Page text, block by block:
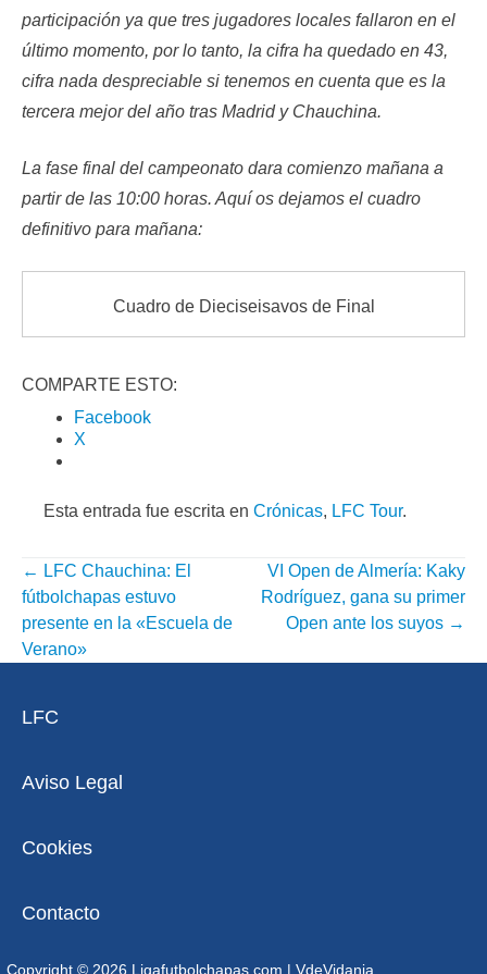
participación ya que tres jugadores locales fallaron en el
último momento, por lo tanto, la cifra ha quedado en 43,
cifra nada despreciable si tenemos en cuenta que es la
tercera mejor del año tras Madrid y Chauchina.
La fase final del campeonato dara comienzo mañana a
partir de las 10:00 horas. Aquí os dejamos el cuadro
definitivo para mañana:
Cuadro de Dieciseisavos de Final
COMPARTE ESTO:
Facebook
X
Esta entrada fue escrita en Crónicas, LFC Tour.
NAVEGACIÓN
POR
ENTRADA
← LFC Chauchina: El
fútbolchapas estuvo
presente en la «Escuela de
Verano»
VI Open de Almería: Kaky
Rodríguez, gana su primer
Open ante los suyos →
LFC
Aviso Legal
Cookies
Contacto
Copyright © 2026 Ligafutbolchapas.com | VdeVidania